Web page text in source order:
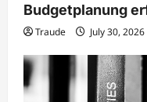
Budgetplanung
Traude July 30, 2026